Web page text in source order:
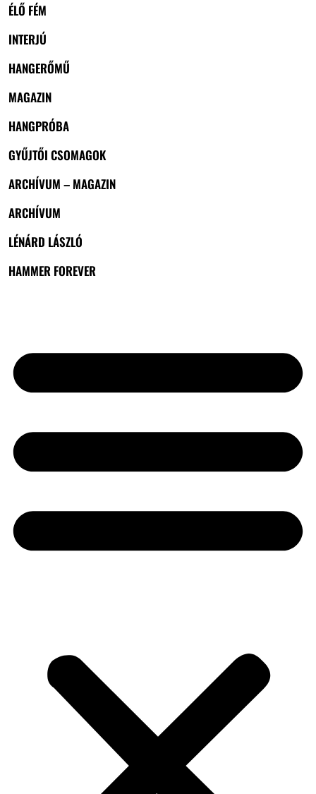
ÉLŐ FÉM
INTERJÚ
HANGERŐMŰ
MAGAZIN
HANGPRÓBA
GYŰJTŐI CSOMAGOK
ARCHÍVUM – MAGAZIN
ARCHÍVUM
LÉNÁRD LÁSZLÓ
HAMMER FOREVER